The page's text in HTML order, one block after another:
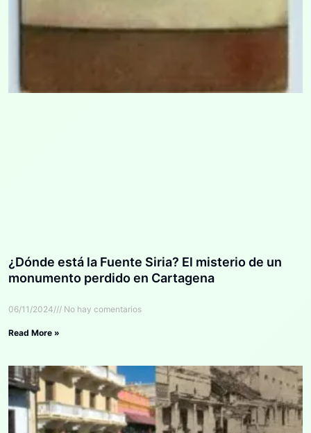
¿Dónde está la Fuente Siria? El misterio de un
monumento perdido en Cartagena
06/11/2024 No hay comentarios
Read More »